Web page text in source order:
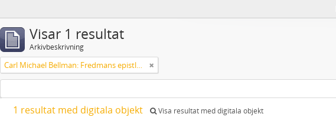
Visar 1 resultat
Arkivbeskrivning
Carl Michael Bellman: Fredmans epistlar m.m.
1 resultat med digitala objekt Visa resultat med digitala objekt